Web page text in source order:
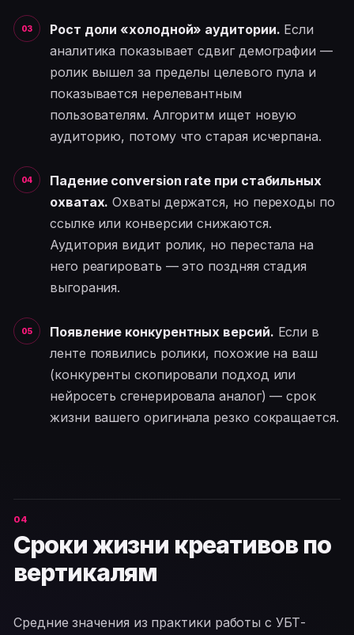
Рост доли «холодной» аудитории. Если
аналитика показывает сдвиг демографии —
ролик вышел за пределы целевого пула и
показывается нерелевантным
пользователям. Алгоритм ищет новую
аудиторию, потому что старая исчерпана.
Падение conversion rate при стабильных
охватах. Охваты держатся, но переходы по
ссылке или конверсии снижаются.
Аудитория видит ролик, но перестала на
него реагировать — это поздняя стадия
выгорания.
Появление конкурентных версий. Если в
ленте появились ролики, похожие на ваш
(конкуренты скопировали подход или
нейросеть сгенерировала аналог) — срок
жизни вашего оригинала резко сокращается.
Сроки жизни креативов по
вертикалям
Средние значения из практики работы с УБТ-